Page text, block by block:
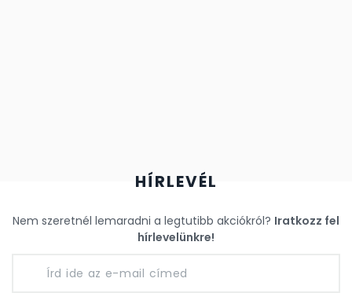
HÍRLEVÉL
Nem szeretnél lemaradni a legtutibb akciókról? Iratkozz fel
hírlevelünkre!